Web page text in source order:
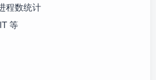
程数统计
等